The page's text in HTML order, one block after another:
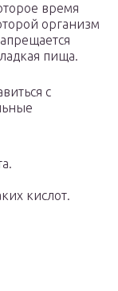
время
организм
пища.
с
кислот.